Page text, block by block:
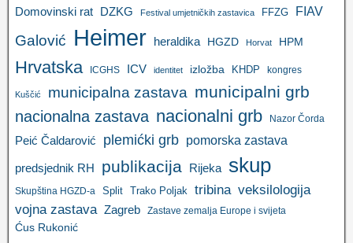
Domovinski rat DZKG Festival umjetničkih zastavica FFZG FIAV
Galović Heimer heraldika HGZD Horvat HPM
Hrvatska ICGHS ICV identitet izložba KHDP kongres
Kuščić municipalna zastava municipalni grb
nacionalna zastava nacionalni grb Nazor Čorda
Peić Čaldarović plemićki grb pomorska zastava
predsjednik RH publikacija Rijeka skup
Skupština HGZD-a Split Trako Poljak tribina veksilologija
vojna zastava Zagreb Zastave zemalja Europe i svijeta
Ćus Rukonić